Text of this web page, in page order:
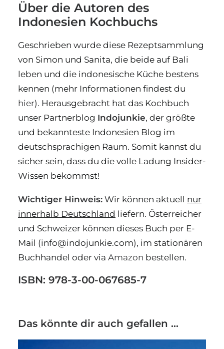
Über die Autoren des
Indonesien Kochbuchs
Geschrieben wurde diese Rezeptsammlung
von Simon und Sanita, die beide auf Bali
leben und die indonesische Küche bestens
kennen (mehr Informationen findest du
hier). Herausgebracht hat das Kochbuch
unser Partnerblog Indojunkie, der größte
und bekannteste Indonesien Blog im
deutschsprachigen Raum. Somit kannst du
sicher sein, dass du die volle Ladung Insider-
Wissen bekommst!
Wichtiger Hinweis: Wir können aktuell nur
innerhalb Deutschland liefern. Österreicher
und Schweizer können dieses Buch per E-
Mail (info@indojunkie.com), im stationären
Buchhandel oder via Amazon bestellen.
ISBN: 978-3-00-067685-7
Das könnte dir auch gefallen …